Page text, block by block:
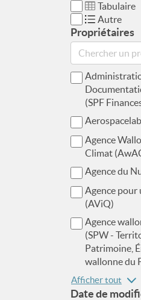
Tabulaire
Autre
Propriétaires
(SPF
Agence
Climat
Agence du
Agence pour
(AViQ)
Agence
(SPW -
Patrimoine,
wallonne du
Afficher tout
Date de